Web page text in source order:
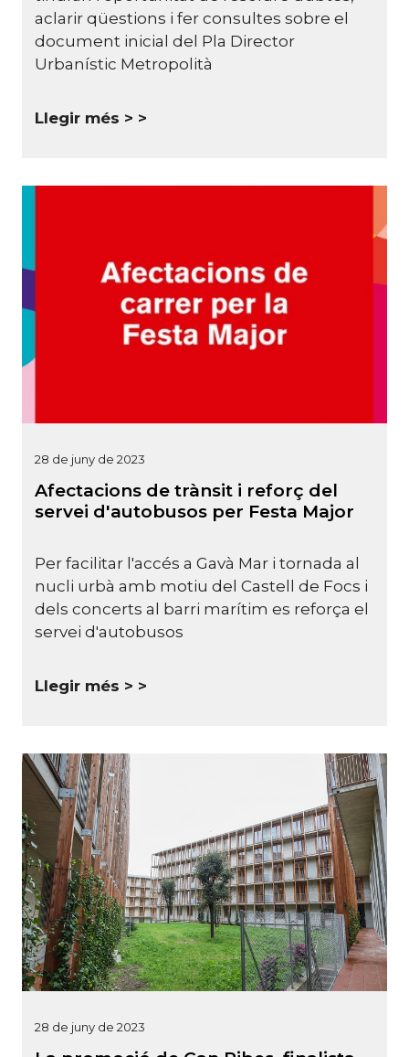
aclarir qüestions i fer consultes sobre el
document inicial del Pla Director
Urbanístic Metropolità
Llegir més >
28 de juny de 2023
Afectacions de trànsit i reforç del
servei d'autobusos per Festa Major
Per facilitar l'accés a Gavà Mar i tornada al
nucli urbà amb motiu del Castell de Focs i
dels concerts al barri marítim es reforça el
servei d'autobusos
Llegir més >
28 de juny de 2023